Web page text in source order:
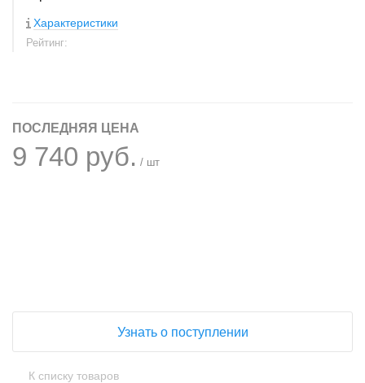
Характеристики
Рейтинг:
ПОСЛЕДНЯЯ ЦЕНА
9 740 руб. / шт
Узнать о поступлении
К списку товаров